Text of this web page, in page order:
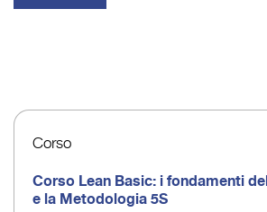
Corso
Corso Lean Basic: i fondamenti
e la Metodologia 5S